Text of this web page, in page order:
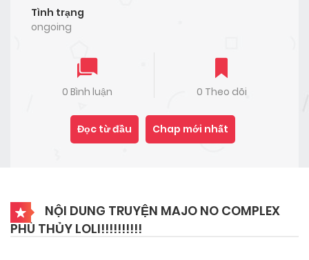
Tình trạng
ongoing
0 Bình luận 0 Theo dõi
Đọc từ đầu Chap mới nhất
NỘI DUNG TRUYỆN MAJO NO COMPLEX
PHÙ THỦY LOLI!!!!!!!!!!